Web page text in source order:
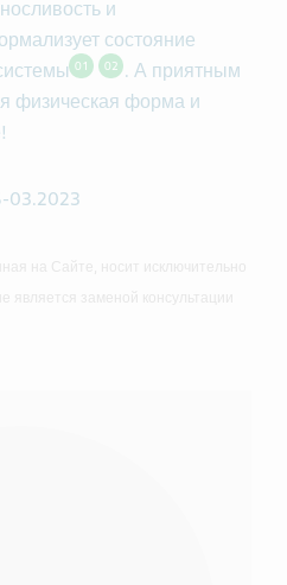
и
состояние
01 02 . А приятным
физическая форма и
03.2023